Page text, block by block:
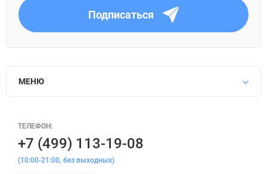
Подписаться
МЕНЮ
ТЕЛЕФОН:
+7 (499) 113-19-08
(10:00-21:00, без выходных)